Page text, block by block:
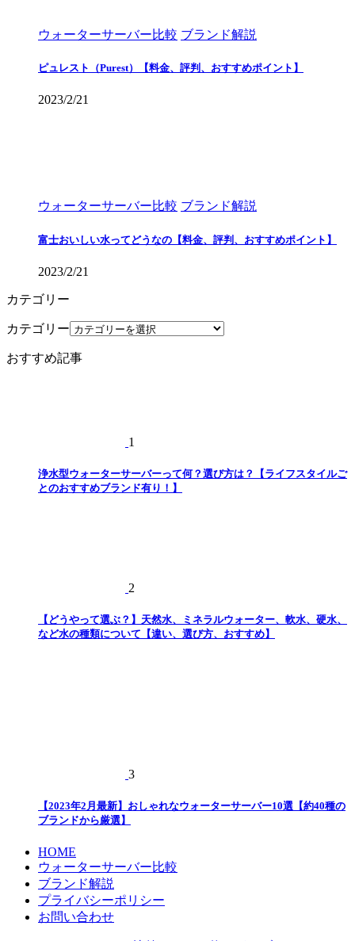
ウォーターサーバー比較 ブランド解説
ピュレスト（Purest）【料金、評判、おすすめポイント】
2023/2/21
ウォーターサーバー比較 ブランド解説
富士おいしい水ってどうなの【料金、評判、おすすめポイント】
2023/2/21
カテゴリー
カテゴリー
おすすめ記事
1
浄水型ウォーターサーバーって何？選び方は？【ライフスタイルご
とのおすすめブランド有り！】
2
【どうやって選ぶ？】天然水、ミネラルウォーター、軟水、硬水、
など水の種類について【違い、選び方、おすすめ】
3
【2023年2月最新】おしゃれなウォーターサーバー10選【約40種の
ブランドから厳選】
HOME
ウォーターサーバー比較
ブランド解説
プライバシーポリシー
お問い合わせ